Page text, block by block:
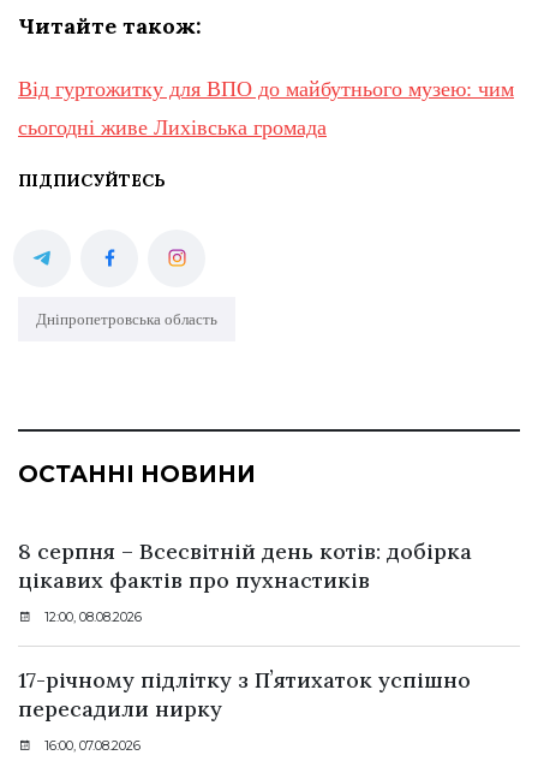
Читайте також:
Від гуртожитку для ВПО до майбутнього музею: чим
сьогодні живе Лихівська громада
ПІДПИСУЙТЕСЬ
Дніпропетровська область
ОСТАННІ НОВИНИ
8 серпня – Всесвітній день котів: добірка
цікавих фактів про пухнастиків
12:00, 08.08.2026
17-річному підлітку з Пʼятихаток успішно
пересадили нирку
16:00, 07.08.2026